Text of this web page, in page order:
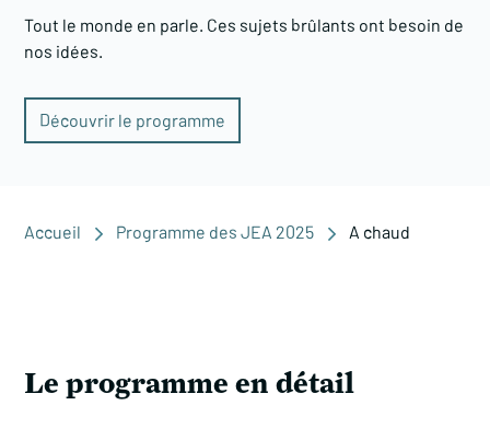
Tout le monde en parle. Ces sujets brûlants ont besoin de
nos idées.
Découvrir le programme
Accueil Programme des JEA 2025 A chaud
Le programme en détail